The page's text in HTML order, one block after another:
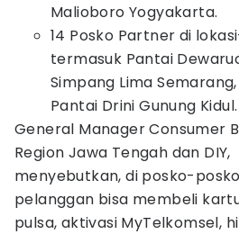
Malioboro Yogyakarta.
14 Posko Partner di
termasuk Pantai
Simpang Lima
Pantai Drini Gunung Kidul.
General Manager Consumer
Region Jawa Tengah dan
menyebutkan, di posko-
pelanggan bisa membeli
pulsa, aktivasi MyTelkomsel,